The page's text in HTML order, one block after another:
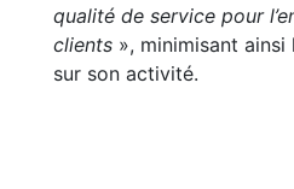
qualité de service pour
clients », minimisant ainsi
sur son activité.